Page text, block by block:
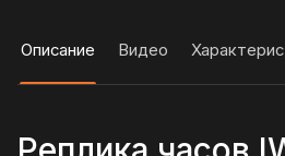
Описание Видео